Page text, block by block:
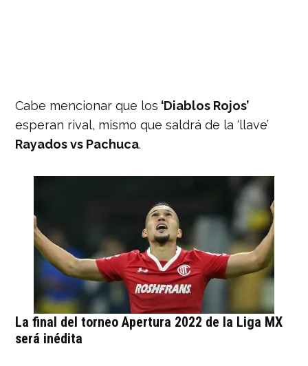
Cabe mencionar que los ‘Diablos Rojos’
esperan rival, mismo que saldrá de la ‘llave’
Rayados vs Pachuca.
La final del torneo Apertura 2022 de la Liga MX
será inédita